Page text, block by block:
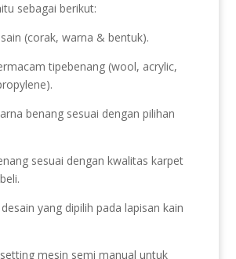
sebagai berikut:
(corak, warna & bentuk).
tipebenang (wool, acrylic,
benang sesuai dengan pilihan
sesuai dengan kwalitas karpet
yang dipilih pada lapisan kain
mesin semi manual untuk